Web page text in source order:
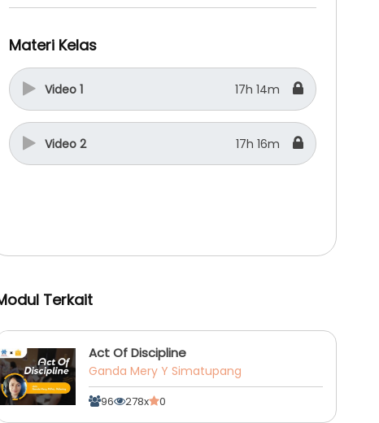
Materi Kelas
Video 1 17h 14m
Video 2 17h 16m
Terkait
Act Of Discipline
Ganda Mery Y Simatupang
96 278x 0